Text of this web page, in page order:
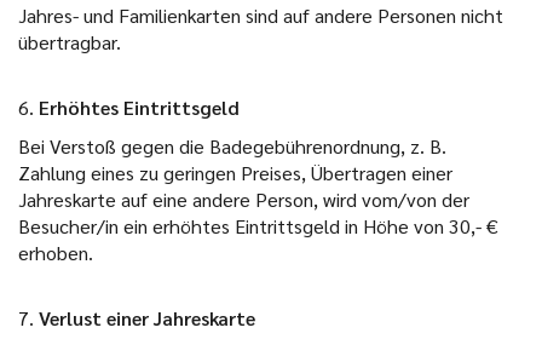
Jahres- und Familienkarten sind auf andere Personen nicht
übertragbar.
6. Erhöhtes Eintrittsgeld
Bei Verstoß gegen die Badegebührenordnung, z. B.
Zahlung eines zu geringen Preises, Übertragen einer
Jahreskarte auf eine andere Person, wird vom/von der
Besucher/in ein erhöhtes Eintrittsgeld in Höhe von 30,- €
erhoben.
7. Verlust einer Jahreskarte